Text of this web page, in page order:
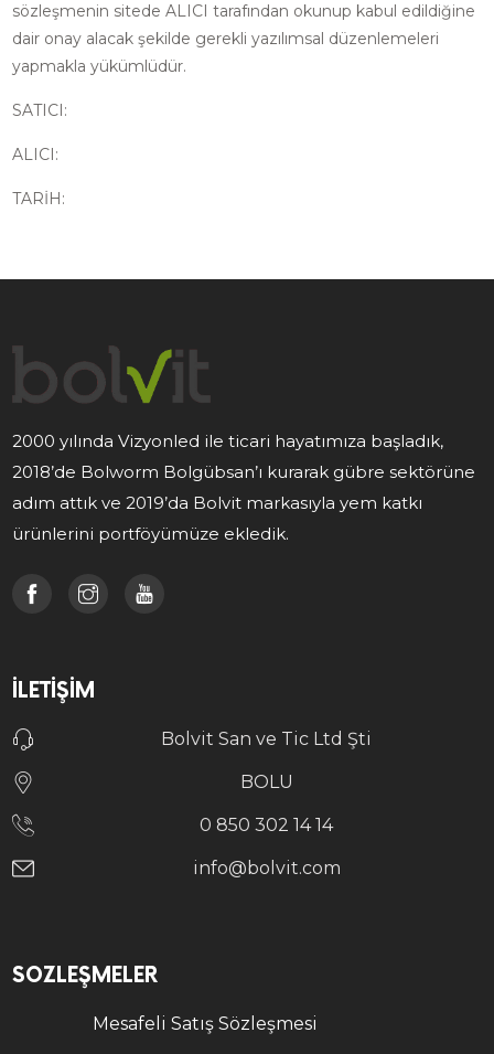
sözleşmenin sitede ALICI tarafından okunup kabul edildiğine
dair onay alacak şekilde gerekli yazılımsal düzenlemeleri
yapmakla yükümlüdür.
SATICI:
ALICI:
TARİH:
2000 yılında Vizyonled ile ticari hayatımıza başladık,
2018’de Bolworm Bolgübsan’ı kurarak gübre sektörüne
adım attık ve 2019’da Bolvit markasıyla yem katkı
ürünlerini portföyümüze ekledik.
İLETIŞIM
Bolvit San ve Tic Ltd Şti
BOLU
0 850 302 14 14
info@bolvit.com
SÖZLEŞMELER
Mesafeli Satış Sözleşmesi